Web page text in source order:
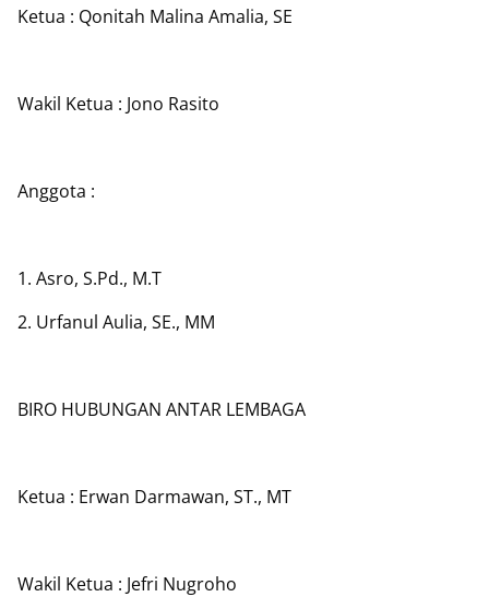
Ketua : Qonitah Malina Amalia, SE
Wakil Ketua : Jono Rasito
Anggota :
1. Asro, S.Pd., M.T
2. Urfanul Aulia, SE., MM
BIRO HUBUNGAN ANTAR LEMBAGA
Ketua : Erwan Darmawan, ST., MT
Wakil Ketua : Jefri Nugroho